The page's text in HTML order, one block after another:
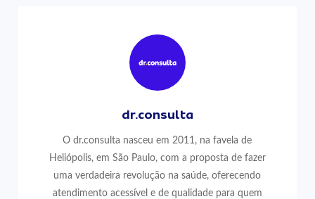
dr.consulta
O dr.consulta nasceu em 2011, na favela de
Heliópolis, em São Paulo, com a proposta de fazer
uma verdadeira revolução na saúde, oferecendo
atendimento acessível e de qualidade para quem